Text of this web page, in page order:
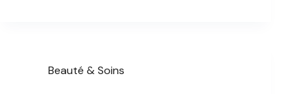
Beauté & Soins